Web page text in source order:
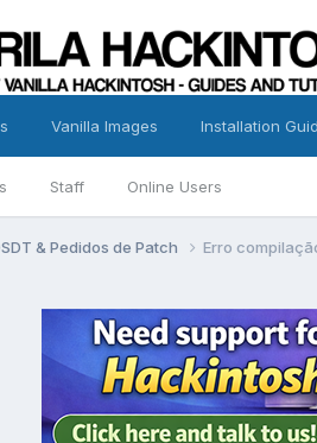
Staff Online Users
Vanilla Images Installation
& Pedidos de Patch Erro